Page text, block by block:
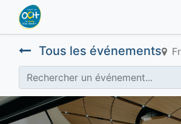
Tous les événements